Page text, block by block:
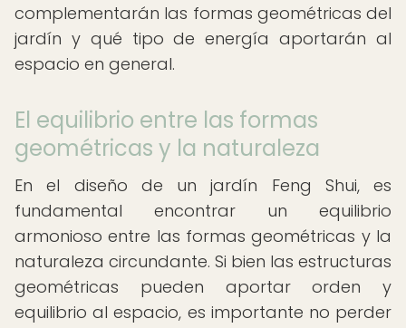
complementarán las formas geométricas del
jardín y qué tipo de energía aportarán al
espacio en general.
El equilibrio entre las formas
geométricas y la naturaleza
En el diseño de un jardín Feng Shui, es
fundamental encontrar un equilibrio
armonioso entre las formas geométricas y la
naturaleza circundante. Si bien las estructuras
geométricas pueden aportar orden y
equilibrio al espacio, es importante no perder